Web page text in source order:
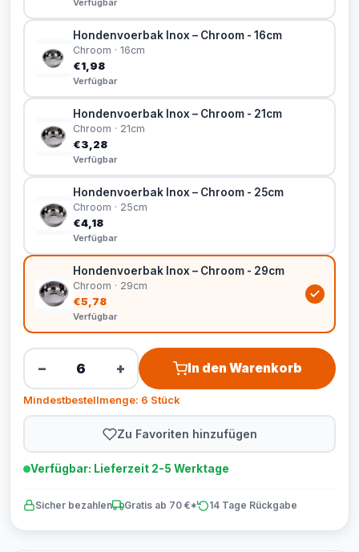
Verfügbar
Hondenvoerbak Inox – Chroom - 16cm
Chroom · 16cm
€1,98
Verfügbar
Hondenvoerbak Inox – Chroom - 21cm
Chroom · 21cm
€3,28
Verfügbar
Hondenvoerbak Inox – Chroom - 25cm
Chroom · 25cm
€4,18
Verfügbar
Hondenvoerbak Inox – Chroom - 29cm
Chroom · 29cm
€5,78
Verfügbar
− + In den Warenkorb
Mindestbestellmenge: 6 Stück
Zu Favoriten hinzufügen
Verfügbar: Lieferzeit 2-5 Werktage
Sicher bezahlen Gratis ab 70 €* 14 Tage Rückgabe